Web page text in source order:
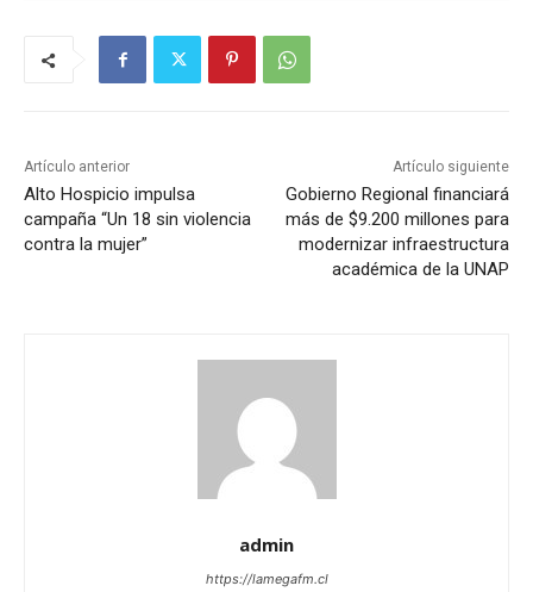
Artículo anterior
Alto Hospicio impulsa
campaña “Un 18 sin violencia
contra la mujer”
Artículo siguiente
Gobierno Regional financiará
más de $9.200 millones para
modernizar infraestructura
académica de la UNAP
admin
https://lamegafm.cl